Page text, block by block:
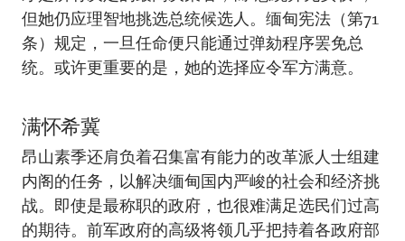
但她仍应理智地挑选总统候选人。缅甸宪法（第71
条）规定，一旦任命便只能通过弹劾程序罢免总
统。或许更重要的是，她的选择应令军方满意。
满怀希冀
昂山素季还肩负着召集富有能力的改革派人士组建
内阁的任务，以解决缅甸国内严峻的社会和经济挑
战。即使是最称职的政府，也很难满足选民们过高
的期待。前军政府的高级将领几乎把持着各政府部